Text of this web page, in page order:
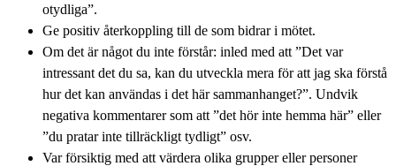
otydliga”.
Ge positiv återkoppling till de som bidrar i mötet.
Om det är något du inte förstår: inled med att ”Det var
intressant det du sa, kan du utveckla mera för att jag ska förstå
hur det kan användas i det här sammanhanget?”. Undvik
negativa kommentarer som att ”det hör inte hemma här” eller
”du pratar inte tillräckligt tydligt” osv.
Var försiktig med att värdera olika grupper eller personer